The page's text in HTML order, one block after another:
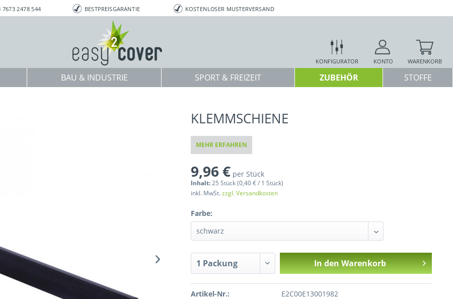
7673 2478 544 BESTPREISGARANTIE KOSTENLOSER MUSTERVERSAND
KONFIGURATOR KONTO WARENKORB
BAU & INDUSTRIE SPORT & FREIZEIT ZUBEHÖR STOFFE
KLEMMSCHIENE
MEHR ERFAHREN
9,96 € per Stück
Inhalt:25 Stück (0,40 € / 1 Stück)
inkl. MwSt.zzgl. Versandkosten
Farbe:
In denWarenkorb
Artikel-Nr.: E2C00E13001982